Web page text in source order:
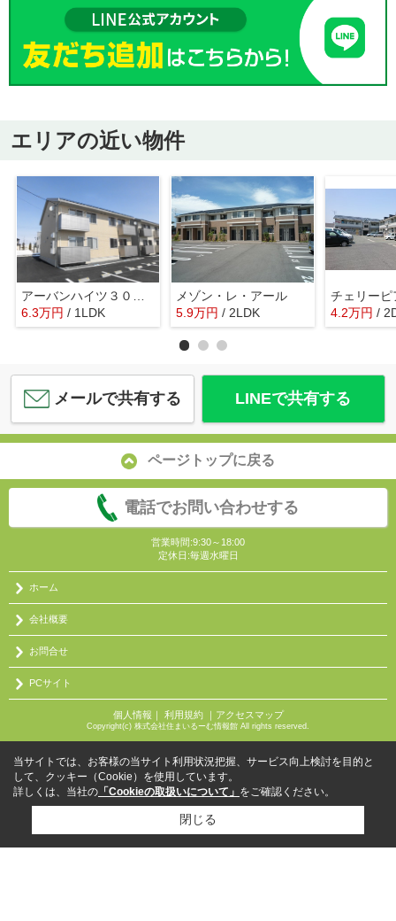
エリアの近い物件
6.3万円 / 1LDK
メゾン・レ・アール
5.9万円 / 2LDK
チェリーピ
4.2万円 /
メールで共有する LINEで共有する
ページトップに戻る
電話でお問い合わせする
営業時間:9:30～18:00
定休日:毎週水曜日
ホーム
会社概要
お問合せ
PCサイト
個人情報 ｜ 利用規約｜ アクセスマップ
Copyright(c) 株式会社住まいるーむ情報館 All rights reserved.
当サイトでは、お客様の当サイト利用状況把握、サービス向上検討を目的と
して、クッキー（Cookie）を使用しています。
詳しくは、当社の 「Cookieの取扱いについて」 をご確認ください。
閉じる